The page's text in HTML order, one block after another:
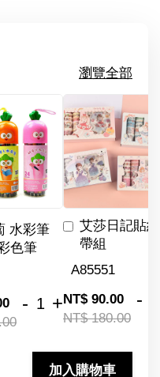
瀏覽全部
水彩筆
色筆
- +
艾莎日記貼
帶組
NT$ 90.00
NT$ 180.00
-
加入購物車